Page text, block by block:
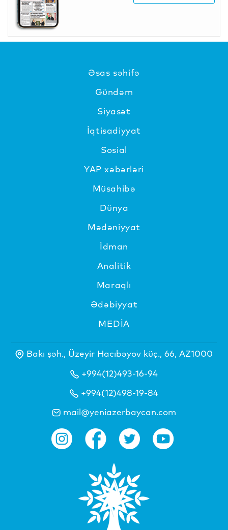
Əsas səhifə
Gündəm
Siyasət
İqtisadiyyat
Sosial
YAP xəbərləri
Müsahibə
Dünya
Mədəniyyat
İdman
Analitik
Maraqlı
Ədəbiyyat
MEDİA
Bakı şəh., Üzeyir Hacıbəyov küç., 66, AZ1000
+994(12)493-16-94
+994(12)498-19-84
mail@yeniazerbaycan.com